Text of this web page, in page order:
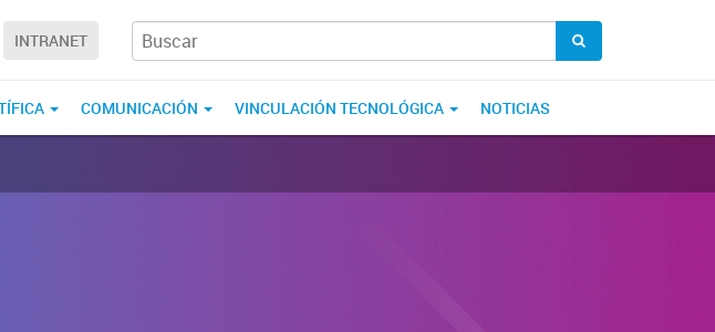
INTRANET
COMUNICACIÓN VINCULACIÓN TECNOLÓGICA NOTICIAS